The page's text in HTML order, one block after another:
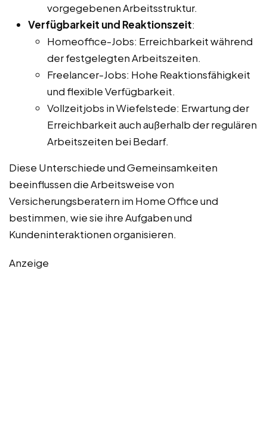
vorgegebenen Arbeitsstruktur.
Verfügbarkeit und Reaktionszeit:
Homeoffice-Jobs: Erreichbarkeit während
der festgelegten Arbeitszeiten.
Freelancer-Jobs: Hohe Reaktionsfähigkeit
und flexible Verfügbarkeit.
Vollzeitjobs in Wiefelstede: Erwartung der
Erreichbarkeit auch außerhalb der regulären
Arbeitszeiten bei Bedarf.
Diese Unterschiede und Gemeinsamkeiten
beeinflussen die Arbeitsweise von
Versicherungsberatern im Home Office und
bestimmen, wie sie ihre Aufgaben und
Kundeninteraktionen organisieren.
Anzeige